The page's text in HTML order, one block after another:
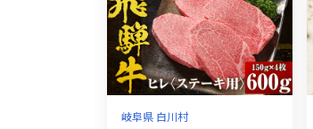
岐阜県 白川村